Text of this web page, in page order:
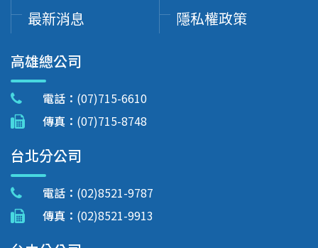
最新消息
隱私權政策
高雄總公司
電話： (07)715-6610
傳真： (07)715-8748
台北分公司
電話： (02)8521-9787
傳真： (02)8521-9913